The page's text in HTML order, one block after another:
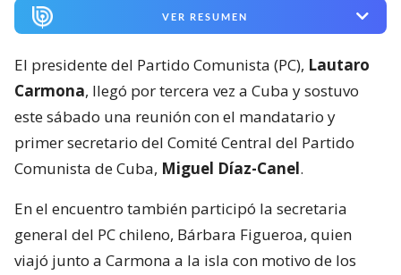
VER RESUMEN
El presidente del Partido Comunista (PC), Lautaro
Carmona, llegó por tercera vez a Cuba y sostuvo
este sábado una reunión con el mandatario y
primer secretario del Comité Central del Partido
Comunista de Cuba, Miguel Díaz-Canel.
En el encuentro también participó la secretaria
general del PC chileno, Bárbara Figueroa, quien
viajó junto a Carmona a la isla con motivo de los